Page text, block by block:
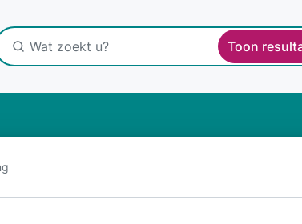
Toon resultaat